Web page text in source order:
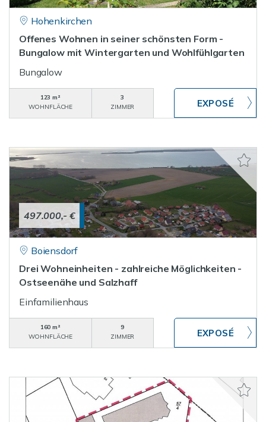
Hohenkirchen
Offenes Wohnen in seiner schönsten Form -
Bungalow mit Wintergarten und Wohlfühlgarten
Bungalow
123 m²
WOHNFLÄCHE
3
ZIMMER
497.000,- €
Boiensdorf
Drei Wohneinheiten - zahlreiche Möglichkeiten -
Ostseenähe und Salzhaff
Einfamilienhaus
160 m²
WOHNFLÄCHE
9
ZIMMER